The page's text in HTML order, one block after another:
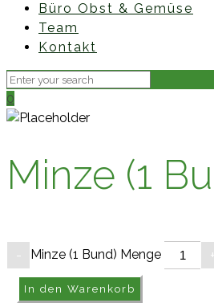
Büro Obst & Gemüse
Team
Kontakt
0
Minze (1
- Minze (1 Bund) Menge +
In den Warenkorb